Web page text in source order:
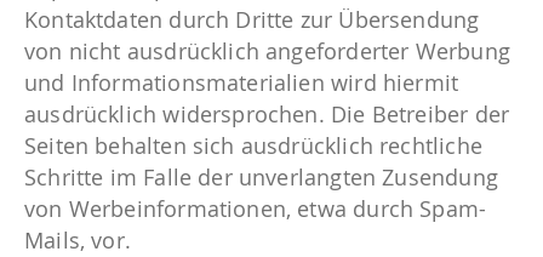
Kontaktdaten durch Dritte zur Übersendung
von nicht ausdrücklich angeforderter Werbung
und Informationsmaterialien wird hiermit
ausdrücklich widersprochen. Die Betreiber der
Seiten behalten sich ausdrücklich rechtliche
Schritte im Falle der unverlangten Zusendung
von Werbeinformationen, etwa durch Spam-
Mails, vor.